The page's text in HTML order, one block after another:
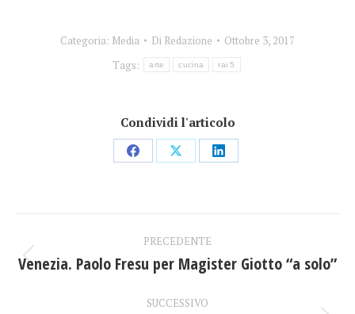
Categoria: Media Di Redazione
Ottobre 3, 2017
Tags:
arte cucina rai 5
Condividi l'articolo
CondividiCondividiCondividi
tra
PRECEDENTE
Post
Venezia. Paolo Fresu per Magister Giotto “a solo”
SUCCESSIVO